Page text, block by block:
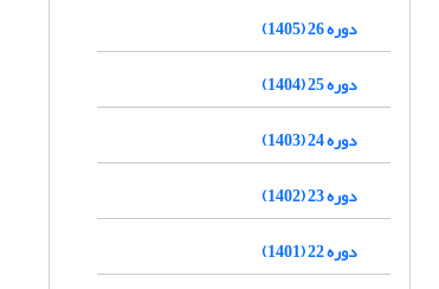
دوره 26 (1405)
دوره 25 (1404)
دوره 24 (1403)
دوره 23 (1402)
دوره 22 (1401)